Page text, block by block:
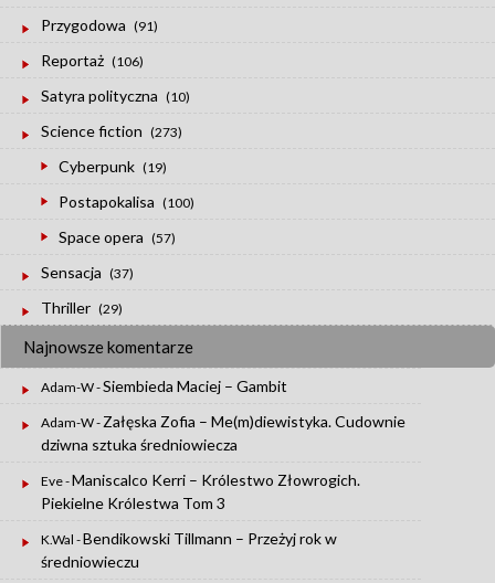
Przygodowa (91)
Reportaż (106)
Satyra polityczna (10)
Science fiction (273)
Cyberpunk (19)
Postapokalisa (100)
Space opera (57)
Sensacja (37)
Thriller (29)
Najnowsze komentarze
Adam-W-Siembieda Maciej – Gambit
Adam-W- Załęska Zofia – Me(m)diewistyka. Cudownie
dziwna sztuka średniowiecza
Eve-Maniscalco Kerri – Królestwo Złowrogich.
Piekielne Królestwa Tom 3
K.Wal -Bendikowski Tillmann – Przeżyj rok w
średniowieczu